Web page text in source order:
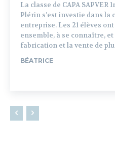
La classe de CAPA SAPVER
Plérin s’est investie dans la
entreprise. Les 21 élèves
ensemble, à se connaître,
fabrication et la vente de
BÉATRICE